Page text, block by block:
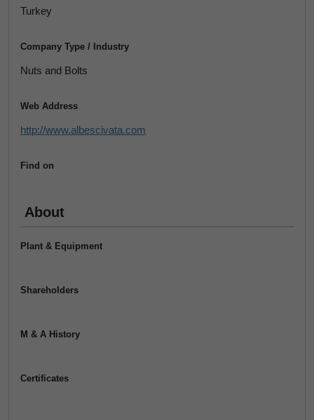
Turkey
Company Type / Industry
Nuts and Bolts
Web Address
http://www.albescivata.com
Find on
About
Plant & Equipment
Shareholders
M & A History
Certificates